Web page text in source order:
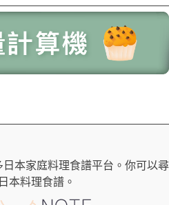
本家庭料理食譜平台。你可以尋
本料理食譜。